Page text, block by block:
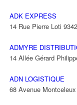
ADK EXPRESS
14 Rue Pierre Loti
ADMYRE
14 Allée Gérard
ADN LOGISTIQUE
68 Avenue